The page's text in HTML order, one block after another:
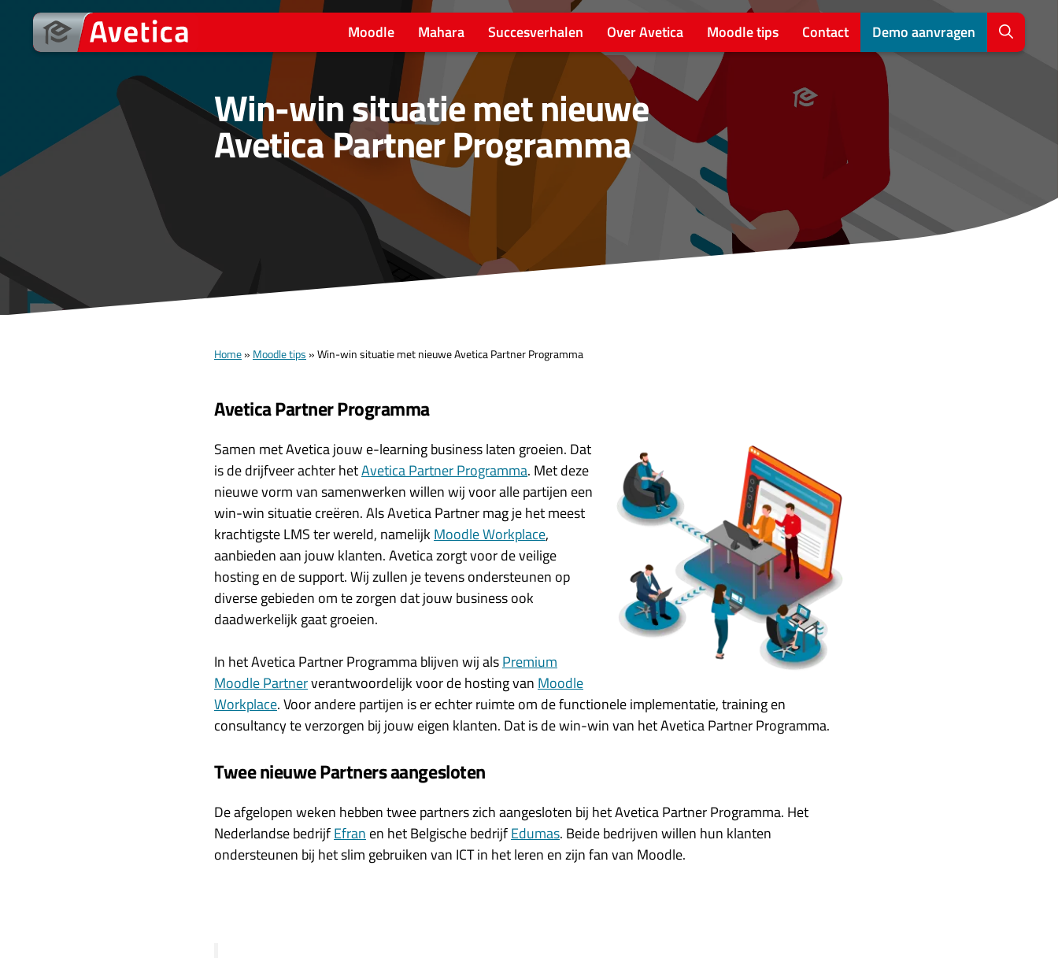
Moodle Mahara Succesverhalen Over Avetica Moodle tips Contact Demo aanvragen
Win-win situatie met nieuwe
Avetica Partner Programma
Home» Moodle tips »Win-win situatie met nieuwe Avetica Partner Programma
Avetica Partner Programma
Samen met Avetica jouw e-learning business laten groeien. Dat
is de drijfveer achter hetAvetica Partner Programma. Met deze
nieuwe vorm van samenwerken willen wij voor alle partijen een
win-win situatie creëren. Als Avetica Partner mag je het meest
krachtigste LMS ter wereld, namelijk Moodle Workplace,
aanbieden aan jouw klanten. Avetica zorgt voor de veilige
hosting en de support. Wij zullen je tevens ondersteunen op
diverse gebieden om te zorgen dat jouw business ook
daadwerkelijk gaat groeien.
In het Avetica Partner Programma blijven wij alsPremium
Moodle Partnerverantwoordelijk voor de hosting van Moodle
Workplace. Voor andere partijen is er echter ruimte om de functionele implementatie, training en
consultancy te verzorgen bij jouw eigen klanten. Dat is de win-win van het Avetica Partner Programma.
Twee nieuwe Partners aangesloten
De afgelopen weken hebben twee partners zich aangesloten bij het Avetica Partner Programma. Het
Nederlandse bedrijfEfran en het Belgische bedrijfEdumas. Beide bedrijven willen hun klanten
ondersteunen bij het slim gebruiken van ICT in het leren en zijn fan van Moodle.